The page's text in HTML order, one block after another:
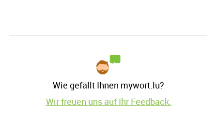
Wie gefällt Ihnen mywort.lu?
Wir freuen uns auf Ihr Feedback.